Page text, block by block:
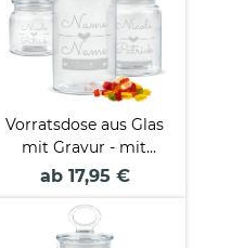
Vorratsdose aus Glas
mit Gravur - mit
Namen und Datum
Verschiedene Größen
ab 17,95 €